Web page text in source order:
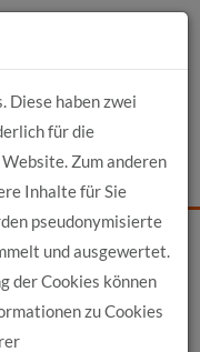
Suche
Kontakt
trifft Wissenschaft
– Umwelt“
Diese haben zwei
für die
Zum anderen
Inhalte für Sie
pseudonymisierte
und ausgewertet.
der Cookies können
zu Cookies